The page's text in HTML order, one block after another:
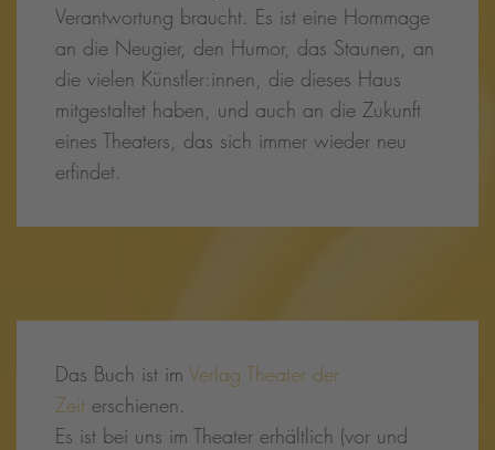
Verantwortung braucht. Es ist eine Hommage
an die Neugier, den Humor, das Staunen, an
die vielen Künstler:innen, die dieses Haus
mitgestaltet haben, und auch an die Zukunft
eines Theaters, das sich immer wieder neu
erfindet.
Das Buch ist im Verlag Theater der
Zeit erschienen.
Es ist bei uns im Theater erhältlich (vor und